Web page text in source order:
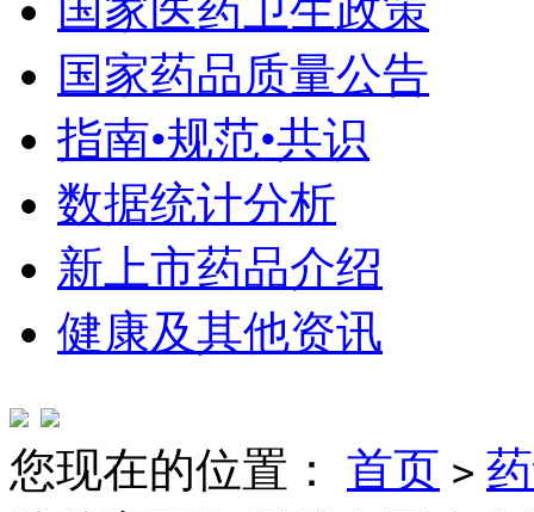
国家药品质量公告
指南•规范•共识
数据统计分析
新上市药品介绍
健康及其他资讯
您现在的位置： 首页 >